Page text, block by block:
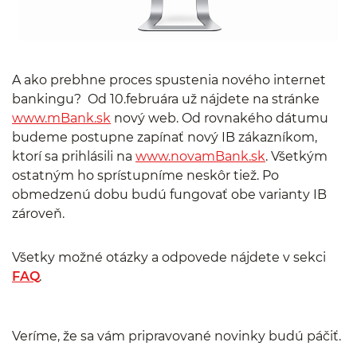
A ako prebhne proces spustenia nového internet
bankingu? Od 10.februára už nájdete na stránke
www.mBank.sk nový web. Od rovnakého dátumu
budeme postupne zapínať nový IB zákazníkom,
ktorí sa prihlásili na www.novamBank.sk. Všetkým
ostatným ho sprístupníme neskôr tiež. Po
obmedzenú dobu budú fungovať obe varianty IB
zároveň.
Všetky možné otázky a odpovede nájdete v sekci
FAQ.
Veríme, že sa vám pripravované novinky budú páčiť.